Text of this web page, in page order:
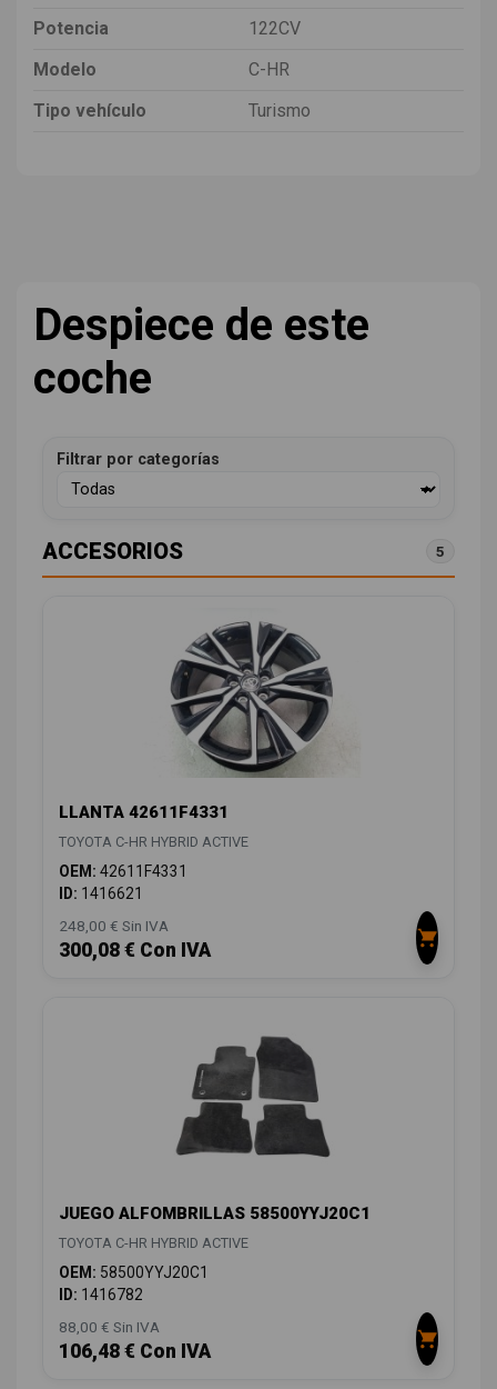
Potencia
122CV
Modelo
C-HR
Tipo vehículo
Turismo
Despiece de este
coche
Filtrar por categorías
ACCESORIOS 5
LLANTA 42611F4331
TOYOTA C-HR HYBRID ACTIVE
OEM: 42611F4331
ID: 1416621
248,00 € Sin IVA
300,08 € Con IVA
JUEGO ALFOMBRILLAS 58500YYJ20C1
TOYOTA C-HR HYBRID ACTIVE
OEM: 58500YYJ20C1
ID: 1416782
88,00 € Sin IVA
106,48 € Con IVA